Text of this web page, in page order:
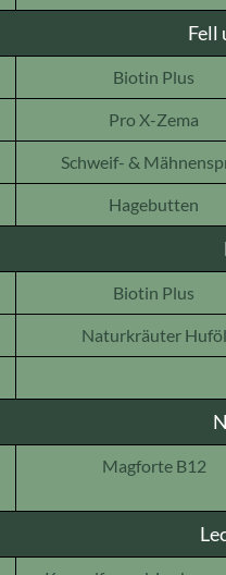
Fell
Biotin Plus
Pro X-Zema
Schweif- &
Hagebutten
Biotin Plus
Naturkräuter Huföl
Magforte B12